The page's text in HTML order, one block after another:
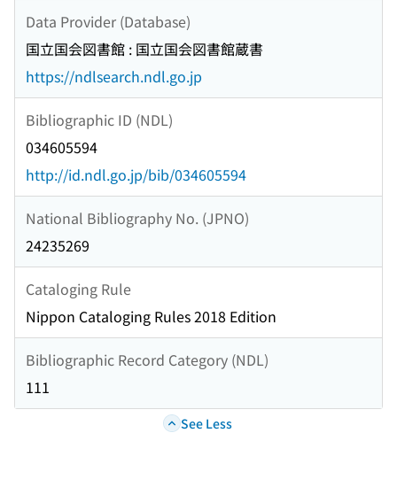
Data Provider (Database)
国立国会図書館 : 国立国会図書館蔵書
https://ndlsearch.ndl.go.jp
Bibliographic ID (NDL)
034605594
http://id.ndl.go.jp/bib/034605594
National Bibliography No. (JPNO)
24235269
Cataloging Rule
Nippon Cataloging Rules 2018 Edition
Bibliographic Record Category (NDL)
111
See Less